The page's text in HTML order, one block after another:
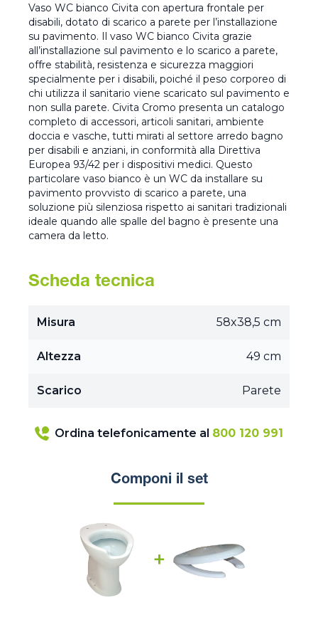
Vaso WC bianco Civita con apertura frontale per
disabili, dotato di scarico a parete per l’installazione
su pavimento. Il vaso WC bianco Civita grazie
all’installazione sul pavimento e lo scarico a parete,
offre stabilità, resistenza e sicurezza maggiori
specialmente per i disabili, poiché il peso corporeo di
chi utilizza il sanitario viene scaricato sul pavimento e
non sulla parete. Civita Cromo presenta un catalogo
completo di accessori, articoli sanitari, ambiente
doccia e vasche, tutti mirati al settore arredo bagno
per disabili e anziani, in conformità alla Direttiva
Europea 93/42 per i dispositivi medici. Questo
particolare vaso bianco è un WC da installare su
pavimento provvisto di scarico a parete, una
soluzione più silenziosa rispetto ai sanitari tradizionali
ideale quando alle spalle del bagno è presente una
camera da letto.
Scheda tecnica
Misura 58x38,5 cm
Altezza 49 cm
Scarico Parete
Ordina telefonicamente al 800 120 991
Componi il set
+